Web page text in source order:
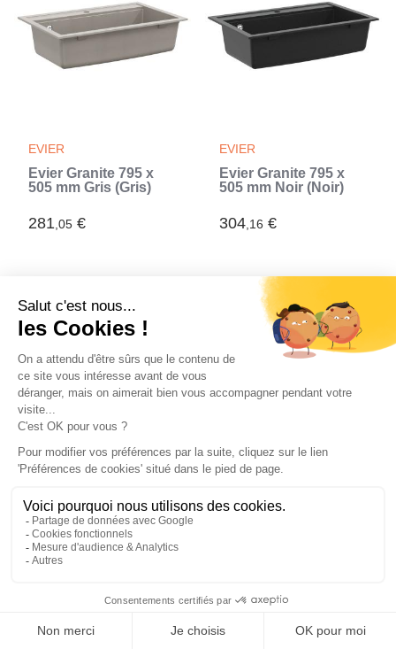
EVIER
Évier Granite 795 x
505 mm Gris (Gris)
281,05 €
EVIER
Évier Granite 795 x
505 mm Noir (Noir)
304,16 €
EVIER
20% Résine 670 x 460
mm Gris (Gris)
227,43€
EVIER
20% Résine 670 x 460